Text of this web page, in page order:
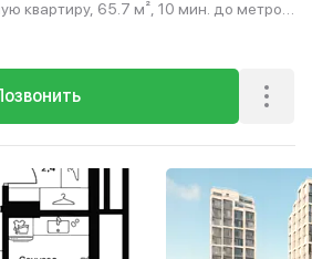
квартиру, 65.7 м², 10 мин. до метро